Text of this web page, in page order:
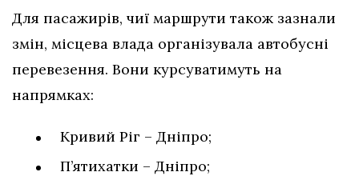
Для пасажирів, чиї маршрути також зазнали
змін, місцева влада організувала автобусні
перевезення. Вони курсуватимуть на
напрямках:
Кривий Ріг – Дніпро;
П’ятихатки – Дніпро;